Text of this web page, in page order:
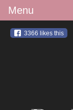
3366 likes this